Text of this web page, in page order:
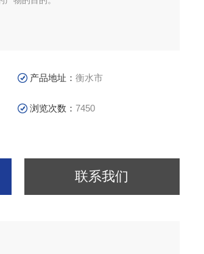
产品地址：衡水市
浏览次数：7450
联系我们